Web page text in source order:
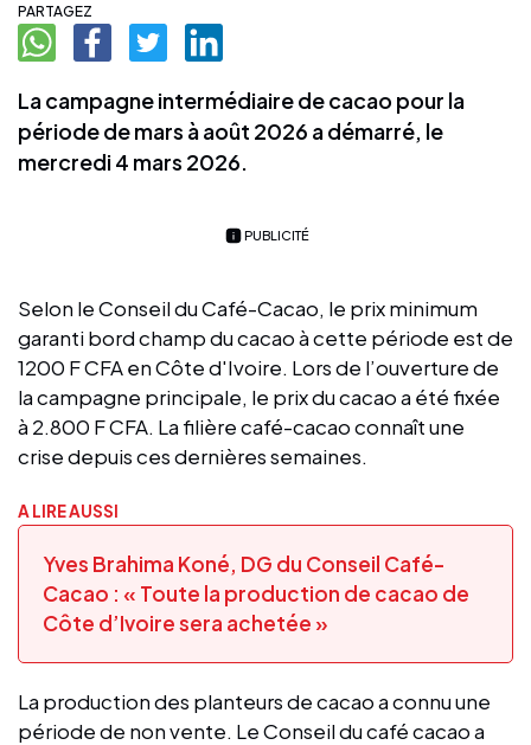
PARTAGEZ
La campagne intermédiaire de cacao pour la
période de mars à août 2026 a démarré, le
mercredi 4 mars 2026.
PUBLICITÉ
Selon le Conseil du Café-Cacao, le prix minimum
garanti bord champ du cacao à cette période est de
1200 F CFA en Côte d'Ivoire. Lors de l’ouverture de
la campagne principale, le prix du cacao a été fixée
à 2.800 F CFA. La filière café-cacao connaît une
crise depuis ces dernières semaines.
A LIRE AUSSI
Yves Brahima Koné, DG du Conseil Café-
Cacao : « Toute la production de cacao de
Côte d’Ivoire sera achetée »
La production des planteurs de cacao a connu une
période de non vente. Le Conseil du café cacao a